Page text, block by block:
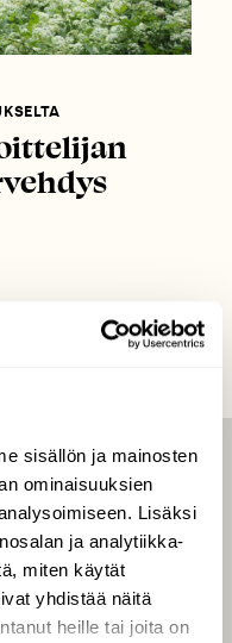
sisällön ja mainosten
ominaisuuksien
Lisäksi
ja analytiikka-
miten käytät
yhdistää näitä
heille tai joita on
lehti
Suomen Luonto
digilukuoikeus
parasta juttua